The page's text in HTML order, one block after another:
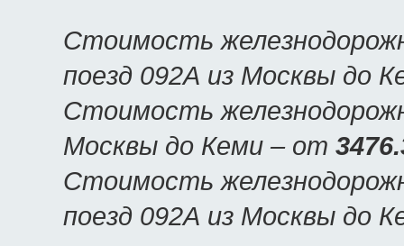
Стоимость
поезд 092А из Москвы до
Стоимость
Москвы до Кеми – от
Стоимость
поезд 092А из Москвы до